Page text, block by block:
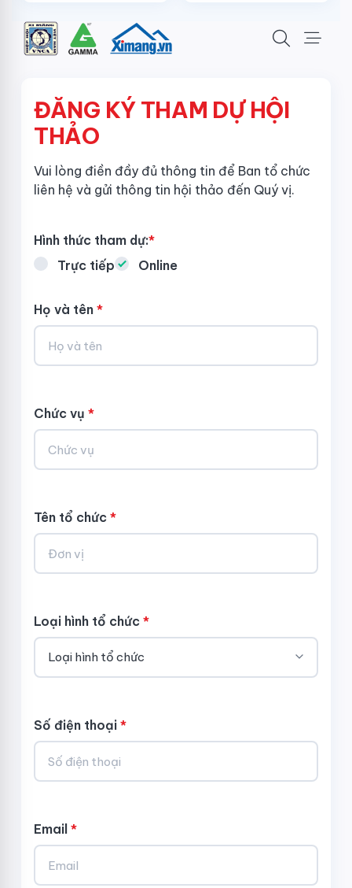
ĐĂNG KÝ THAM DỰ HỘI
THẢO
Vui lòng điền đầy đủ thông tin để Ban tổ chức
liên hệ và gửi thông tin hội thảo đến Quý vị.
Hình thức tham dự:*
Trực tiếp
Online
Họ và tên *
Chức vụ *
Tên tổ chức *
Loại hình tổ chức *
Số điện thoại *
Email *